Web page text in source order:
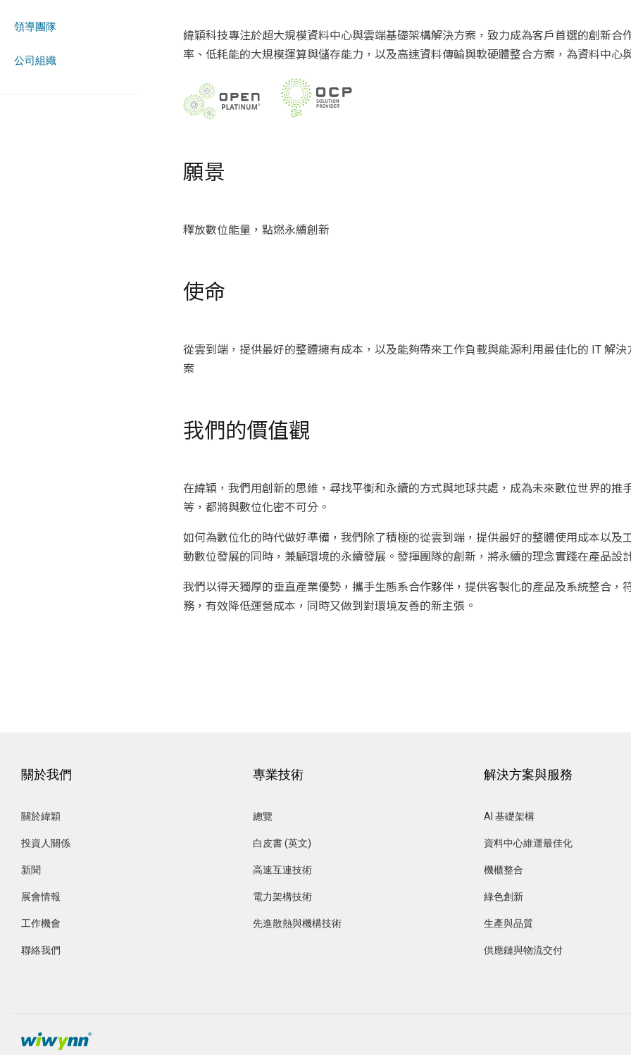
領導團隊
公司組織
緯穎科技專注於超大規模資料中心與雲端基礎架構解決方案，致力成為客戶首選的創新
率、低耗能的大規模運算與儲存能力，以及高速資料傳輸與軟硬體整合方案，為資料中
願景
釋放數位能量，點燃永續創新
使命
從雲到端，提供最好的整體擁有成本，以及能夠帶來工作負載與能源利用最佳化的 IT 解決
案
我們的價值觀
在緯穎，我們用創新的思維，尋找平衡和永續的方式與地球共處，成為未來數位世界的
等，都將與數位化密不可分。
如何為數位化的時代做好準備，我們除了積極的從雲到端，提供最好的整體使用成本以
動數位發展的同時，兼顧環境的永續發展。發揮團隊的創新，將永續的理念實踐在產品設
我們以得天獨厚的垂直產業優勢，攜手生態系合作夥伴，提供客製化的產品及系統整合
務，有效降低運營成本，同時又做到對環境友善的新主張。
關於我們
關於緯穎
投資人關係
新聞
展會情報
工作機會
聯絡我們
專業技術
總覽
白皮書 (英文)
高速互連技術
電力架構技術
先進散熱與機構技術
解決方案與服務
AI 基礎架構
資料中心維運最佳化
機櫃整合
綠色創新
生產與品質
供應鏈與物流交付